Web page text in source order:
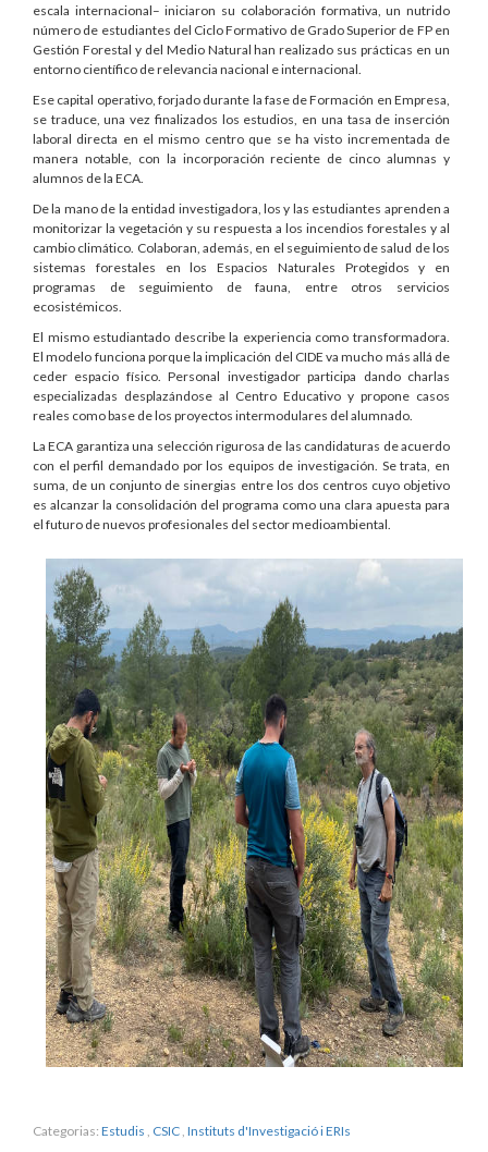
escala internacional– iniciaron su colaboración formativa, un nutrido
número de estudiantes del Ciclo Formativo de Grado Superior de FP en
Gestión Forestal y del Medio Natural han realizado sus prácticas en un
entorno científico de relevancia nacional e internacional.
Ese capital operativo, forjado durante la fase de Formación en Empresa,
se traduce, una vez finalizados los estudios, en una tasa de inserción
laboral directa en el mismo centro que se ha visto incrementada de
manera notable, con la incorporación reciente de cinco alumnas y
alumnos de la ECA.
De la mano de la entidad investigadora, los y las estudiantes aprenden a
monitorizar la vegetación y su respuesta a los incendios forestales y al
cambio climático. Colaboran, además, en el seguimiento de salud de los
sistemas forestales en los Espacios Naturales Protegidos y en
programas de seguimiento de fauna, entre otros servicios
ecosistémicos.
El mismo estudiantado describe la experiencia como transformadora.
El modelo funciona porque la implicación del CIDE va mucho más allá de
ceder espacio físico. Personal investigador participa dando charlas
especializadas desplazándose al Centro Educativo y propone casos
reales como base de los proyectos intermodulares del alumnado.
La ECA garantiza una selección rigurosa de las candidaturas de acuerdo
con el perfil demandado por los equipos de investigación. Se trata, en
suma, de un conjunto de sinergias entre los dos centros cuyo objetivo
es alcanzar la consolidación del programa como una clara apuesta para
el futuro de nuevos profesionales del sector medioambiental.
Categorias: Estudis CSIC Instituts d'Investigació i ERIs